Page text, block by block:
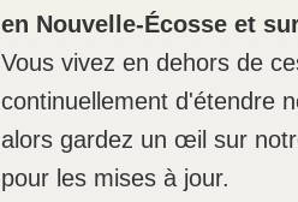
en Nouvelle-Écosse et
Vous vivez en dehors de
continuellement d'étendre
alors gardez un œil sur
pour les mises à jour.